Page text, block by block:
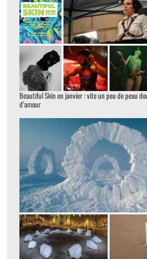
Beautiful Skin en janvier : vite un peu de peau
d’amour